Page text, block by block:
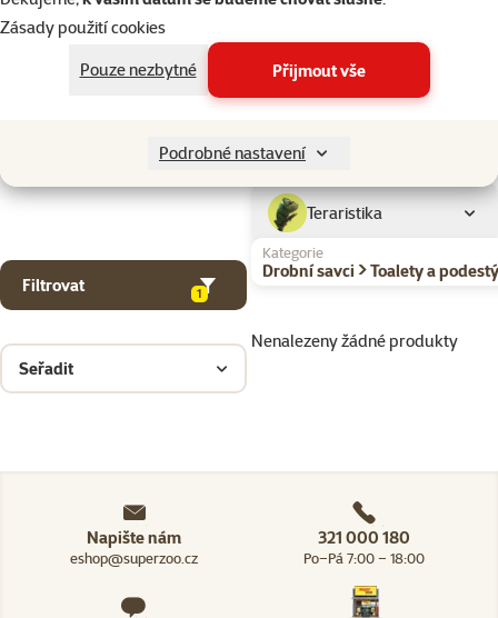
Zásady použití cookies
Pouze nezbytné
Přijmout vše
Podrobné nastavení
Ptáci
Teraristika
Filtrovat 1
Kategorie
Drobní savci > Toalety a
Seřadit
Nenalezeny žádné produkty
Napište nám
eshop@superzoo.cz
321 000 180
Po–Pá 7:00 – 18:00